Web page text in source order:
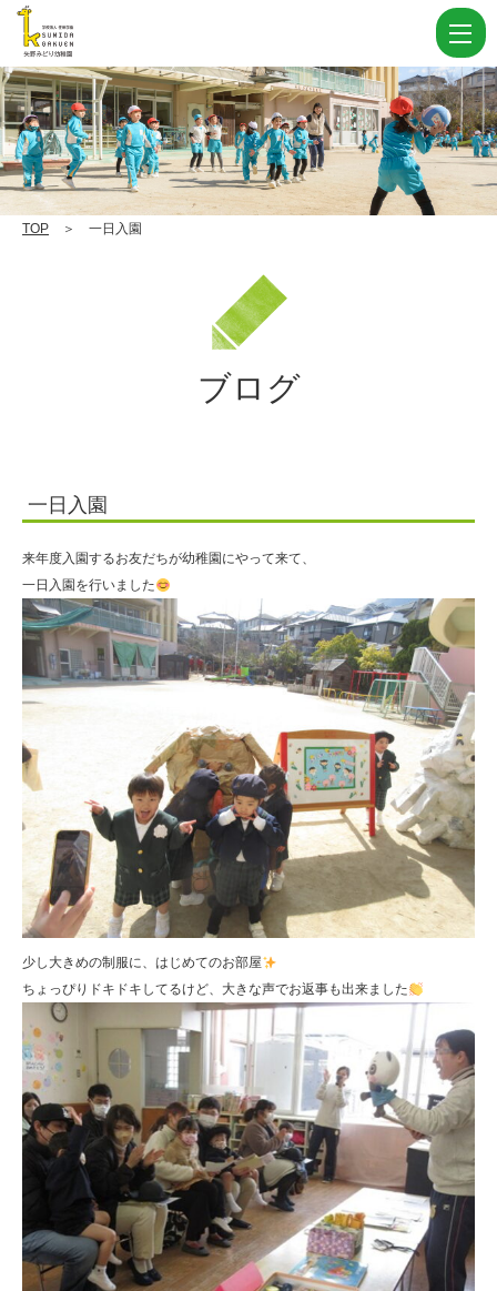
日
入
園
|
学
田
TOP ＞ 一日入園
ブログ
一日入園
来年度入園するお友だちが幼稚園にやって来て、
一日入園を行いました
少し大きめの制服に、はじめてのお部屋
ちょっぴりドキドキしてるけど、大きな声でお返事も出来ました